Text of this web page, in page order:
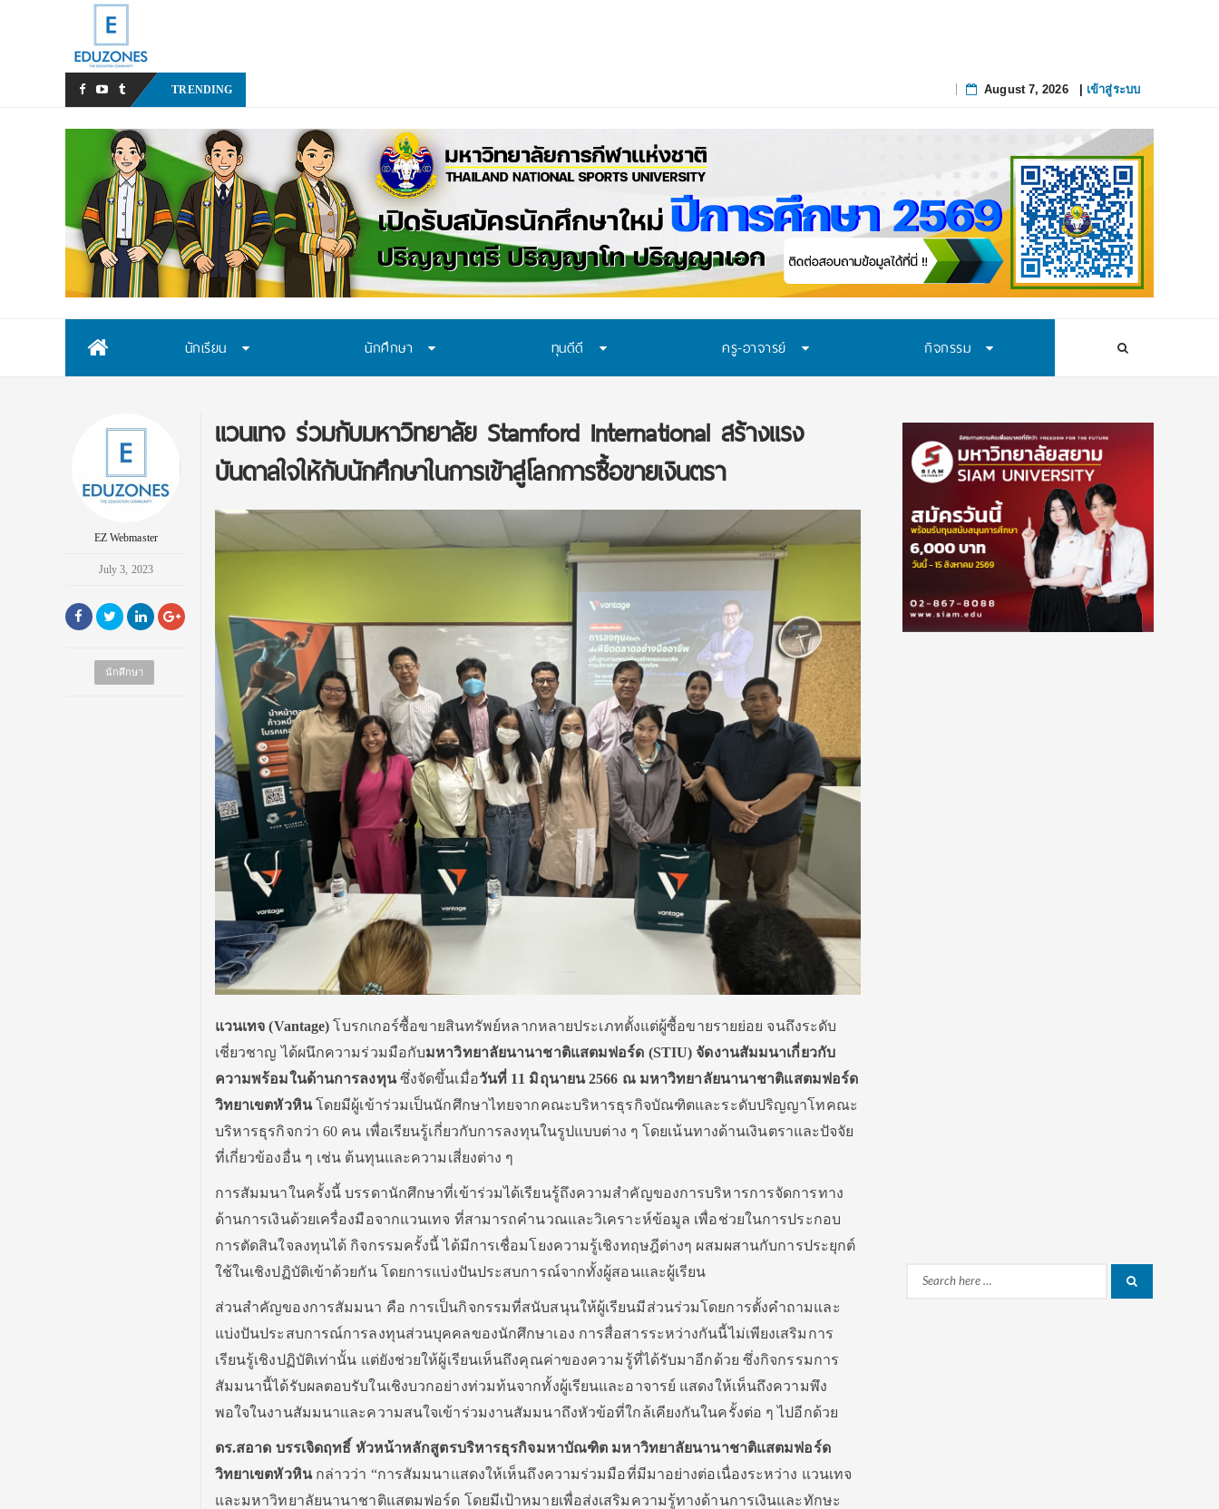
TRENDING August 7, 2026| เข้าสู่ระบบ
นักเรียน นักศึกษา ทุนดีดี ครู-อาจารย์ กิจกรรม
EZ Webmaster
July 3, 2023
นักศึกษา
แวนเทจ ร่วมกับมหาวิทยาลัย Stamford International สร้างแรง
บันดาลใจให้กับนักศึกษาในการเข้าสู่โลกการซื้อขายเงินตรา
แวนเทจ (Vantage) โบรกเกอร์ซื้อขายสินทรัพย์หลากหลายประเภทตั้งแต่ผู้ซื้อขายรายย่อย จนถึงระดับ
เชี่ยวชาญ ได้ผนึกความร่วมมือกับมหาวิทยาลัยนานาชาติแสตมฟอร์ด (STIU) จัดงานสัมมนาเกี่ยวกับ
ความพร้อมในด้านการลงทุนซึ่งจัดขึ้นเมื่อวันที่ 11 มิถุนายน2566 ณ มหาวิทยาลัยนานาชาติแสตมฟอร์ด
วิทยาเขตหัวหินโดยมีผู้เข้าร่วมเป็นนักศึกษาไทยจากคณะบริหารธุรกิจบัณฑิตและระดับปริญญาโทคณะ
บริหารธุรกิจกว่า 60 คน เพื่อเรียนรู้เกี่ยวกับการลงทุนในรูปแบบต่าง ๆ โดยเน้นทางด้านเงินตราและปัจจัย
ที่เกี่ยวข้องอื่น ๆ เช่น ต้นทุนและความเสี่ยงต่าง ๆ
การสัมมนาในครั้งนี้ บรรดานักศึกษาที่เข้าร่วมได้เรียนรู้ถึงความสำคัญของการบริหารการจัดการทาง
ด้านการเงินด้วยเครื่องมือจากแวนเทจ ที่สามารถคำนวณและวิเคราะห์ข้อมูล เพื่อช่วยในการประกอบ
การตัดสินใจลงทุนได้ กิจกรรมครั้งนี้ ได้มีการเชื่อมโยงความรู้เชิงทฤษฎีต่างๆ ผสมผสานกับการประยุกต์
ใช้ในเชิงปฏิบัติเข้าด้วยกัน โดยการแบ่งปันประสบการณ์จากทั้งผู้สอนและผู้เรียน
ส่วนสำคัญของการสัมมนา คือ การเป็นกิจกรรมที่สนับสนุนให้ผู้เรียนมีส่วนร่วมโดยการตั้งคำถามและ
แบ่งปันประสบการณ์การลงทุนส่วนบุคคลของนักศึกษาเอง การสื่อสารระหว่างกันนี้ไม่เพียงเสริมการ
เรียนรู้เชิงปฏิบัติเท่านั้น แต่ยังช่วยให้ผู้เรียนเห็นถึงคุณค่าของความรู้ที่ได้รับมาอีกด้วย ซึ่งกิจกรรมการ
สัมมนานี้ได้รับผลตอบรับในเชิงบวกอย่างท่วมท้นจากทั้งผู้เรียนและอาจารย์ แสดงให้เห็นถึงความพึง
พอใจในงานสัมมนาและความสนใจเข้าร่วมงานสัมมนาถึงหัวข้อที่ใกล้เคียงกันในครั้งต่อ ๆ ไปอีกด้วย
ดร.สอาด บรรเจิดฤทธิ์ หัวหน้าหลักสูตรบริหารธุรกิจมหาบัณฑิต มหาวิทยาลัยนานาชาติแสตมฟอร์ด
วิทยาเขตหัวหินกล่าวว่า “การสัมมนาแสดงให้เห็นถึงความร่วมมือที่มีมาอย่างต่อเนื่องระหว่าง แวนเทจ
และมหาวิทยาลัยนานาชาติแสตมฟอร์ด โดยมีเป้าหมายเพื่อส่งเสริมความรู้ทางด้านการเงินและทักษะ
Search